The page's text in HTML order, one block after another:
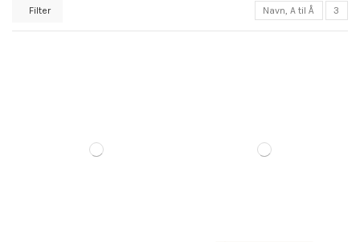
Filter Navn, A til Å 3